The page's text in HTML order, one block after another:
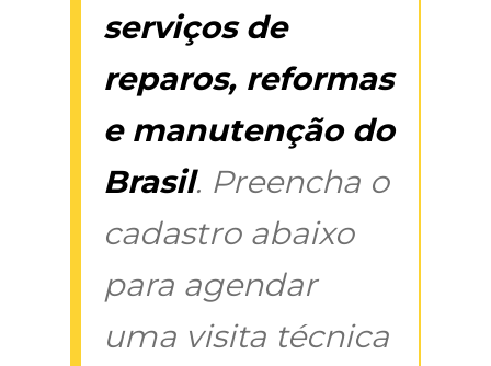
serviços de
reparos, reformas
e manutenção do
Brasil. Preencha o
cadastro abaixo
para agendar
uma visita técnica